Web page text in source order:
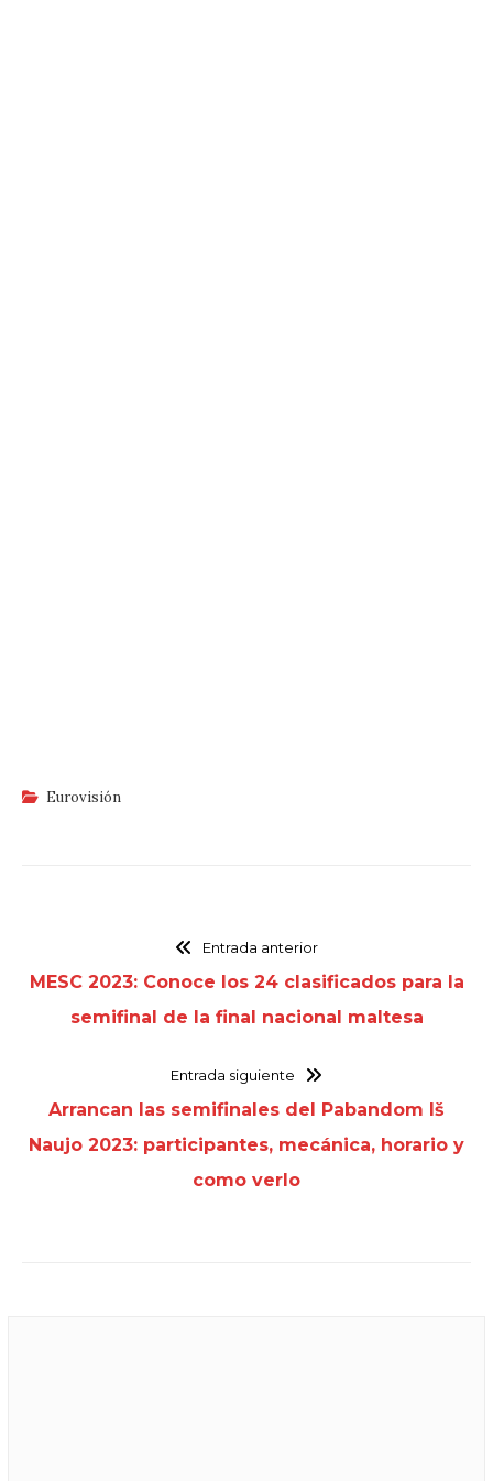
Eurovisión
Entrada anterior
MESC 2023: Conoce los 24 clasificados para la
semifinal de la final nacional maltesa
Entrada siguiente
Arrancan las semifinales del Pabandom Iš
Naujo 2023: participantes, mecánica, horario y
como verlo